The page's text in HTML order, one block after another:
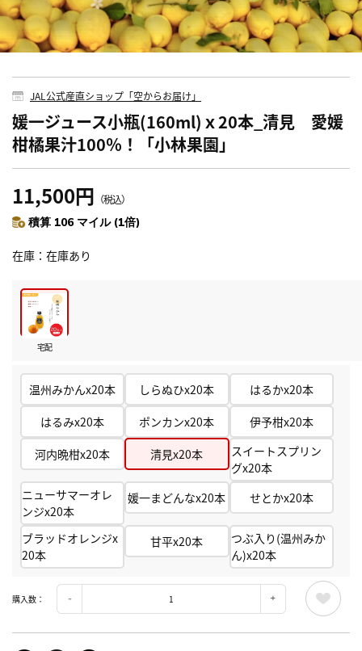
JAL公式産直ショップ「空からお届け」
媛一ジュース小瓶(160ml)ｘ20本_清見 愛媛
柑橘果汁100％！「小林果園」
11,500円 （税込）
積算 106 マイル (1倍)
在庫 在庫あり
宅配
温州みかんx20本 しらぬひx20本
はるかx20本
はるみx20本
ポンカンx20本
伊予柑x20本
河内晩柑x20本
清見x20本
スイートスプリン
グx20本
ニューサマーオレ
ンジx20本
媛一まどんなx20本 せとかx20本
ブラッドオレンジx
20本
甘平x20本
つぶ入り(温州みか
ん)x20本
購入数：